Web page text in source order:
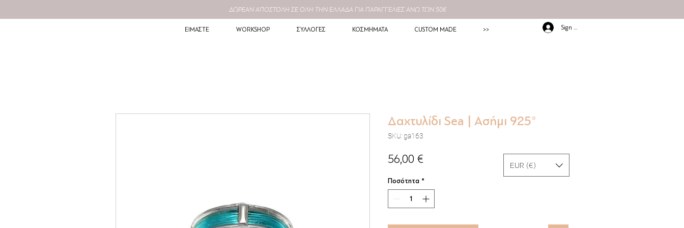
ΔΩΡΕΑΝ ΑΠΟΣΤΟΛΗ ΣΕ ΟΛΗ ΤΗΝ ΕΛΛΑΔΑ ΓΙΑ ΠΑΡΑΓΓΕΛΙΕΣ ΑΝΩ ΤΩΝ 50€
ΕΙΜΑΣΤΕ WORKSHOP ΣΥΛΛΟΓΕΣ ΚΟΣΜΗΜΑΤΑ CUSTOM MADE >> Sign In/Up
Δαχτυλίδι Sea | Ασήμι 925°
SKU: ga163
56,00 €Τιμή
Ποσότητα *
EUR (€)